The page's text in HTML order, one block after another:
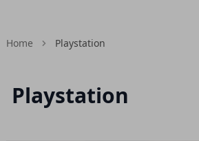
Home Playstation
Playstation